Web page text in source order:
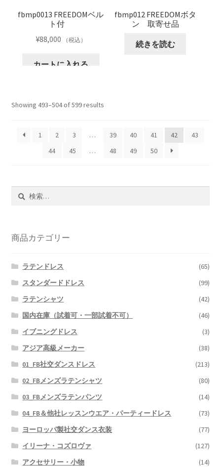
fbmp0013 FREEDOMベル
ト付
¥88,000 （税込）
カートに入れる
fbmp012 FREEDOMボタ
ン 取寄せ品
続きを読む
Showing 493–504 of 599 results
1 2 3 … 39 40 41 42
43
44
45 … 48 49 50
商品カテゴリー
ラテンドレス
(65)
スタンダードドレス
(99)
ラテンシャツ
(42)
国内在庫（試着可・一部試着不可）
(46)
イブニングドレス
(3)
アジア高級メーカー
(38)
01_FB社交ダンスドレス
(213)
02_FBメンズラテンシャツ
(80)
03_FBメンズラテンパンツ
(14)
04_FB＆他社レッスンウエア・パーティードレス
(73)
ヨーロッパ製社交ダンス衣装
(77)
イリーナ・コズロヴァ
(127)
アクセサリー・小物
(14)